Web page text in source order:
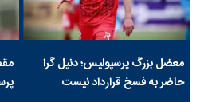
معضل بزرگ پرسپولیس؛ دنیل گرا
حاضر به فسخ قرارداد نیست